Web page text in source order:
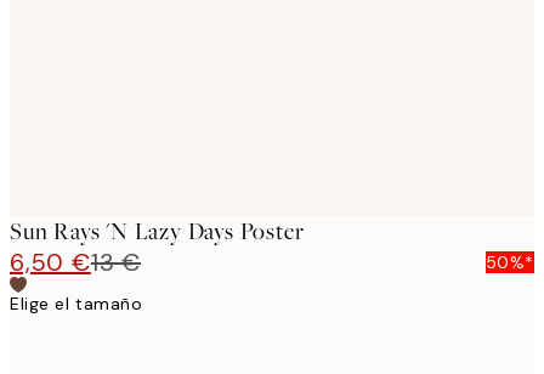
Sun Rays 'n Lazy Days Poster
6,50 €13 €
50%*
Elige el tamaño